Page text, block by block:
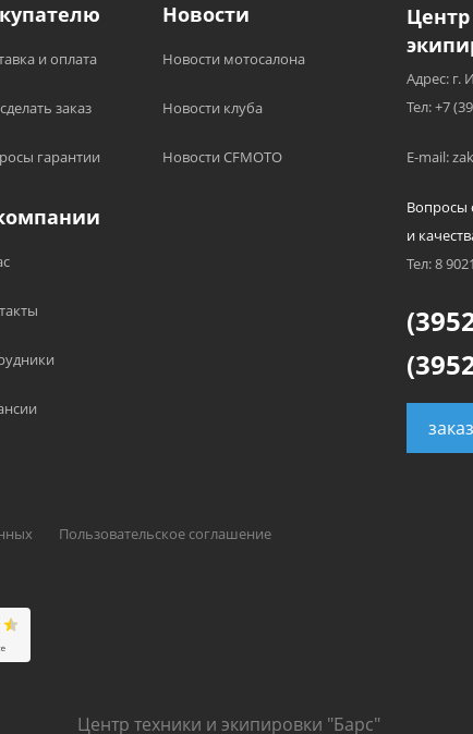
и оплата
заказ
гарантии
Новости
Новости мотосалона
Новости клуба
Новости CFMOTO
Пользовательское соглашение
Адрес: г.
Тел: +7
E-mail:
Вопросы
и
Тел: 8
Центр техники и экипировки "Барс"